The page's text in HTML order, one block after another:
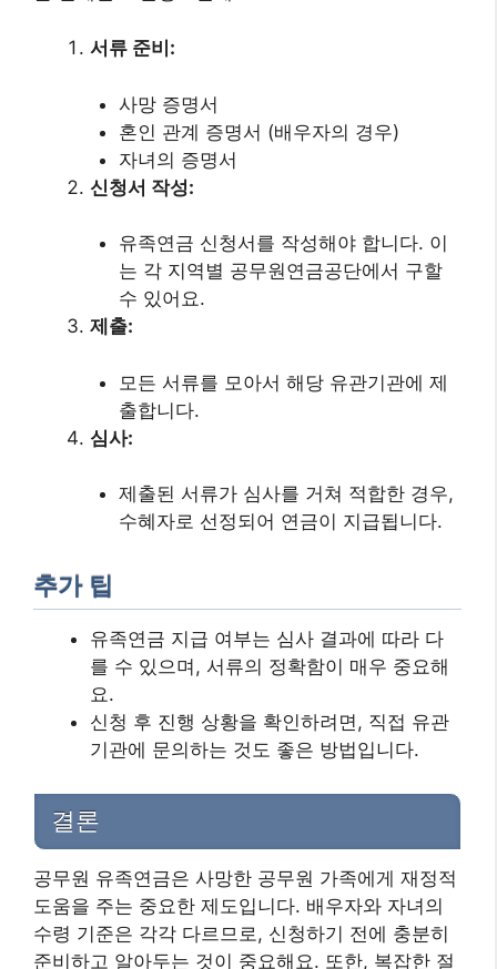
서류 준비:
사망 증명서
혼인 관계 증명서 (배우자의 경우)
자녀의 증명서
신청서 작성:
유족연금 신청서를 작성해야 합니다. 이
는 각 지역별 공무원연금공단에서 구할
수 있어요.
제출:
모든 서류를 모아서 해당 유관기관에 제
출합니다.
심사:
제출된 서류가 심사를 거쳐 적합한 경우,
수혜자로 선정되어 연금이 지급됩니다.
추가 팁
유족연금 지급 여부는 심사 결과에 따라 다
를 수 있으며, 서류의 정확함이 매우 중요해
요.
신청 후 진행 상황을 확인하려면, 직접 유관
기관에 문의하는 것도 좋은 방법입니다.
결론
공무원 유족연금은 사망한 공무원 가족에게 재정적
도움을 주는 중요한 제도입니다. 배우자와 자녀의
수령 기준은 각각 다르므로, 신청하기 전에 충분히
준비하고 알아두는 것이 중요해요. 또한, 복잡한 절